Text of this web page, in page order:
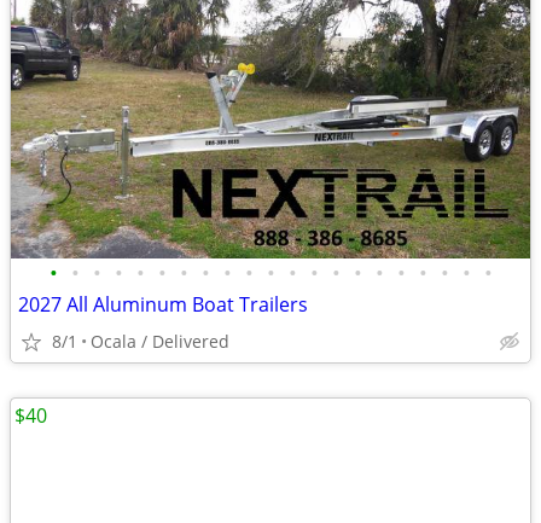
• • • • • • • • • • • • • • • • • • • • •
2027 All Aluminum Boat Trailers
8/1 Ocala / Delivered
$40